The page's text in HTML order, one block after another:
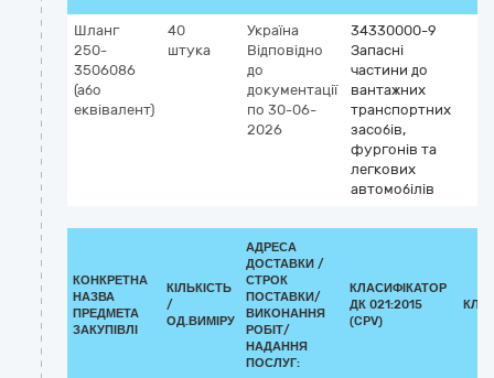
Шланг
250-
3506086
(або
еквівалент)
40
штука
Україна
Відповідно
до
документації
по 30-06-
2026
34330000-9
Запасні
частини до
вантажних
транспортних
засобів,
фургонів та
легкових
автомобілів
КОНКРЕТНА
НАЗВА
ПРЕДМЕТА
ЗАКУПІВЛІ
КІЛЬКІСТЬ
/
ОД.ВИМІРУ
АДРЕСА
ДОСТАВКИ /
СТРОК
ПОСТАВКИ/
ВИКОНАННЯ
РОБІТ/
НАДАННЯ
ПОСЛУГ:
КЛАСИФІКАТОР
ДК 021:2015
(CPV)